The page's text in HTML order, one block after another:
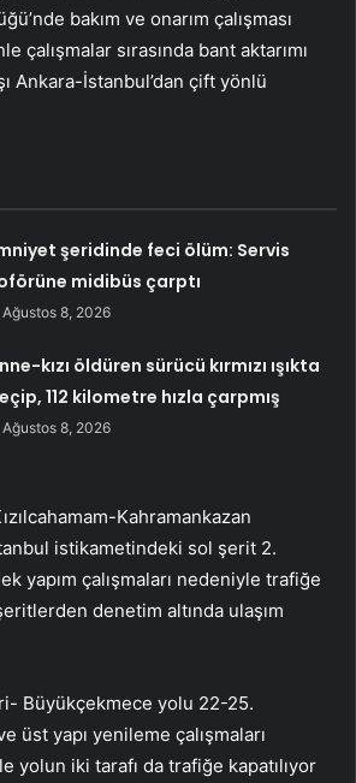
bakım ve onarım çalışması
çalışmalar sırasında bant aktarımı
Ankara-İstanbul’dan çift yönlü
şeridinde feci ölüm: Servis
midibüs çarptı
Ağustos 8, 2026
kızı öldüren sürücü kırmızı ışıkta
112 kilometre hızla çarpmış
Ağustos 8, 2026
Kahramankazan
istikametindeki sol şerit 2.
yapım çalışmaları nedeniyle trafiğe
denetim altında ulaşım
Büyükçekmece yolu 22-25.
üst yapı yenileme çalışmaları
yolun iki tarafı da trafiğe kapatılıyor